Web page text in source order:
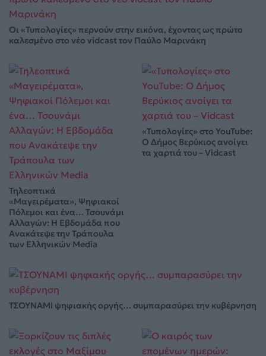
Οι «Τυπολογίες» περνούν στην εικόνα, έχοντας ως πρώτο
καλεσμένο στο νέο vidcast τον Παύλο Μαρινάκη
Τηλεοπτικά
«Μαγειρέματα», Ψηφιακοί
Πόλεμοι και ένα… Τσουνάμι
Αλλαγών: Η Εβδομάδα που
Ανακάτεψε την Τράπουλα
των Ελληνικών Media
«Τυπολογίες» στο YouTube:
Ο Δήμος Βερύκιος ανοίγει
τα χαρτιά του – Vidcast
ΤΣΟΥΝΑΜΙ ψηφιακής οργής… συμπαρασύρει την κυβέρνηση